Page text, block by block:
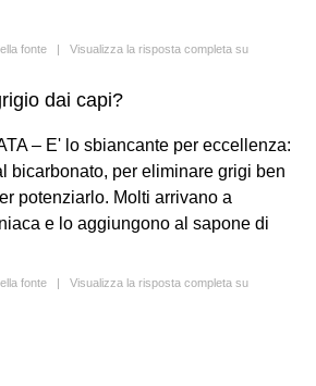
fonte | Visualizza la risposta completa su
dai capi?
– E' lo sbiancante per eccellenza:
bicarbonato, per eliminare grigi ben
potenziarlo. Molti arrivano a
e lo aggiungono al sapone di
fonte | Visualizza la risposta completa su